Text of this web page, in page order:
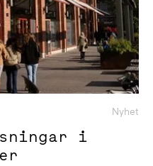
Nyhet
i